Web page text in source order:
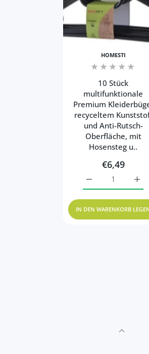
HOMESTI
10 Stück
multifunktionale
Premium
recyceltem
und Anti-Rutsch-
Oberfläche, mit
Hosensteg u..
€6,49
IN DEN WARENKORB